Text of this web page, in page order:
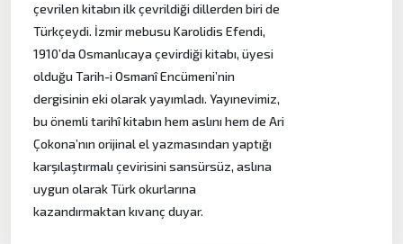
çevrilen kitabın ilk çevrildiği dillerden biri de
Türkçeydi. İzmir mebusu Karolidis Efendi,
1910’da Osmanlıcaya çevirdiği kitabı, üyesi
olduğu Tarih-i Osmanî Encümeni’nin
dergisinin eki olarak yayımladı. Yayınevimiz,
bu önemli tarihî kitabın hem aslını hem de Ari
Çokona’nın orijinal el yazmasından yaptığı
karşılaştırmalı çevirisini sansürsüz, aslına
uygun olarak Türk okurlarına
kazandırmaktan kıvanç duyar.